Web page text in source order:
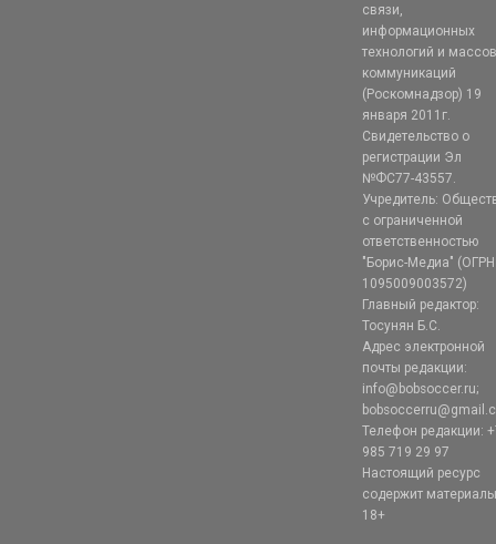
связи,
информационных
технологий и
коммуникаций
(Роскомнадзор) 19
января 2011г.
Свидетельство о
регистрации Эл
№ФС77-43557.
Учредитель:
с ограниченной
ответственностью
"Борис-Медиа" (ОГРН
1095009003572)
Главный редактор:
Тосунян Б.С.
Адрес электронной
почты редакции:
info@bobsoccer.ru;
Телефон редакции:
985 719 29 97
Настоящий ресурс
содержит
18+